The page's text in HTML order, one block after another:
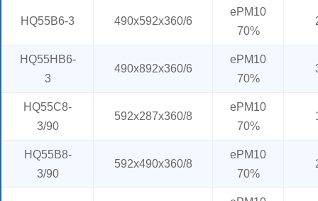
HQ55B6-3 490x592x360/6
ePM10
70%
HQ55HB6-
3
490x892x360/6
ePM10
70%
HQ55C8-
3/90
592x287x360/8
ePM10
70%
HQ55B8-
3/90
592x490x360/8
ePM10
70%